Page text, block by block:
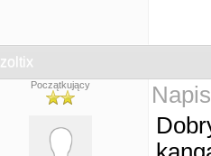
zoltix
Początkujący